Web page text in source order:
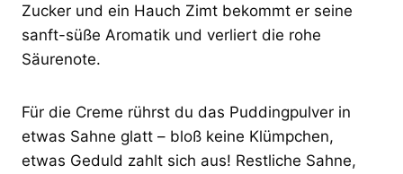
Zucker und ein Hauch Zimt bekommt er seine
sanft-süße Aromatik und verliert die rohe
Säurenote.
Für die Creme rührst du das Puddingpulver in
etwas Sahne glatt – bloß keine Klümpchen,
etwas Geduld zahlt sich aus! Restliche Sahne,